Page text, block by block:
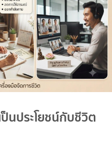
นประโยชน์กับชีวิต